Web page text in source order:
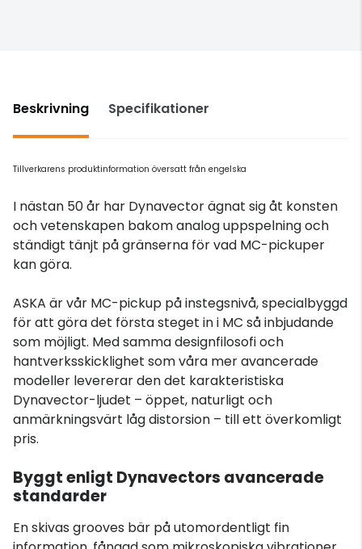
Beskrivning Specifikationer
Tillverkarens produktinformation översatt från engelska
I nästan 50 år har Dynavector ägnat sig åt konsten
och vetenskapen bakom analog uppspelning och
ständigt tänjt på gränserna för vad MC-pickuper
kan göra.
ASKA är vår MC-pickup på instegsnivå, specialbyggd
för att göra det första steget in i MC så inbjudande
som möjligt. Med samma designfilosofi och
hantverksskicklighet som våra mer avancerade
modeller levererar den det karakteristiska
Dynavector-ljudet – öppet, naturligt och
anmärkningsvärt låg distorsion – till ett överkomligt
pris.
Byggt enligt Dynavectors avancerade
standarder
En skivas grooves bär på utomordentligt fin